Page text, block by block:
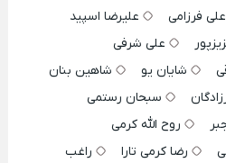
علی فرزامی
علیرضا اسپید
علی شرفی
شایان یو
شاهین بنان
سبحان رستمی
روح الله کرمی
رضا کرمی تارا
راغب